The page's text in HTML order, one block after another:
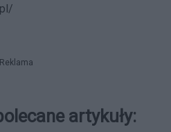
Reklama
artykuły: